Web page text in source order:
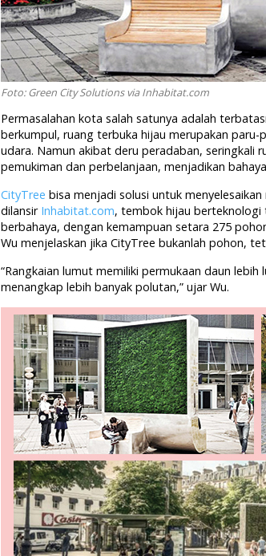
Foto: Green City Solutions via Inhabitat.com
Permasalahan kota salah satunya adalah
berkumpul, ruang terbuka hijau merupakan
udara. Namun akibat deru peradaban, seringkali
pemukiman dan perbelanjaan, menjadikan
CityTree bisa menjadi solusi untuk
dilansir Inhabitat.com, tembok hijau berteknologi
berbahaya, dengan kemampuan setara 275
Wu menjelaskan jika CityTree bukanlah pohon,
“Rangkaian lumut memiliki permukaan daun
menangkap lebih banyak polutan,” ujar Wu.